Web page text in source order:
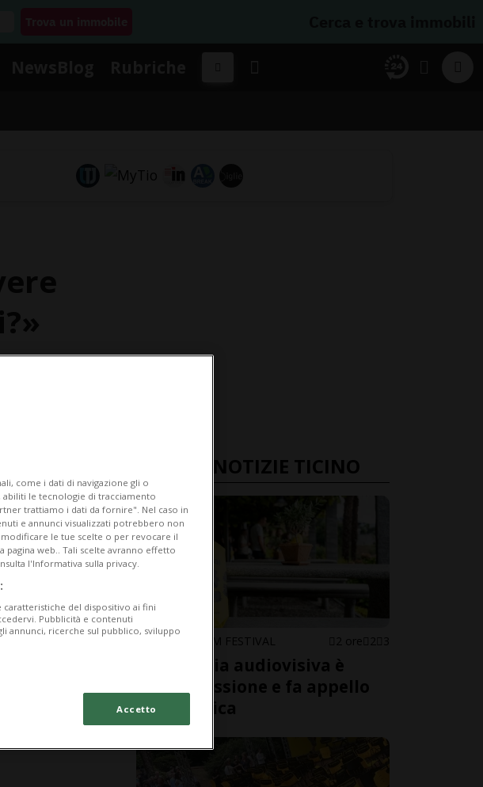
ULTIME NOTIZIE TICINO
LOCARNO FILM FESTIVAL 2 ore 2 3
L'industria audiovisiva è
sotto pressione e fa appello
alla politica
come i dati di navigazione gli o
le tecnologie di tracciamento
trattiamo i dati da fornire". Nel caso in
e annunci visualizzati potrebbero non
le tue scelte o per revocare il
pagina web.. Tali scelte avranno effetto
l'Informativa sulla privacy.
caratteristiche del dispositivo ai fini
Pubblicità e contenuti
annunci, ricerche sul pubblico, sviluppo
Accetto